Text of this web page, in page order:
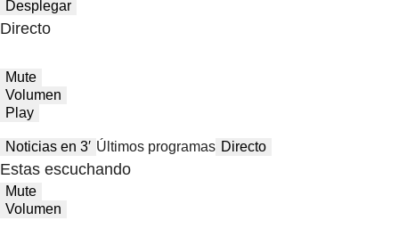
Desplegar
Directo
Mute
Volumen
Play
Noticias en 3′ Últimos programas Directo
Estas escuchando
Mute
Volumen